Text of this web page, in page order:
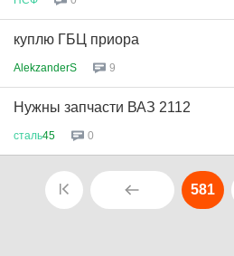
куплю ГБЦ приора
AlekzanderS 9
Нужны запчасти ВАЗ 2112
сталь45 0
581